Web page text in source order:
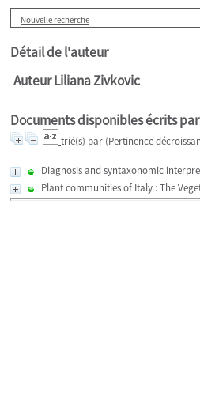
Nouvelle recherche
Détail de l'auteur
Auteur Liliana Zivkovic
Documents disponibles écrits
trié(s) par (Pertinence
Diagnosis and syntaxonomic
Plant communities of Italy : The